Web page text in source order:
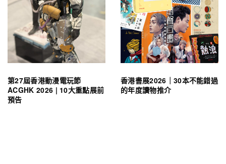
第27屆香港動漫電玩節
ACGHK 2026 | 10大重點展前
預告
香港書展2026｜30本不能錯過
的年度讀物推介